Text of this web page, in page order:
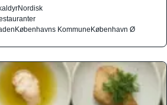
Nordisk
Københavns KommuneKøbenhavn Ø